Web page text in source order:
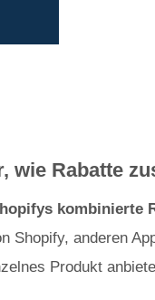
wie Rabatte
kombinierte
Shopify, anderen
Produkt